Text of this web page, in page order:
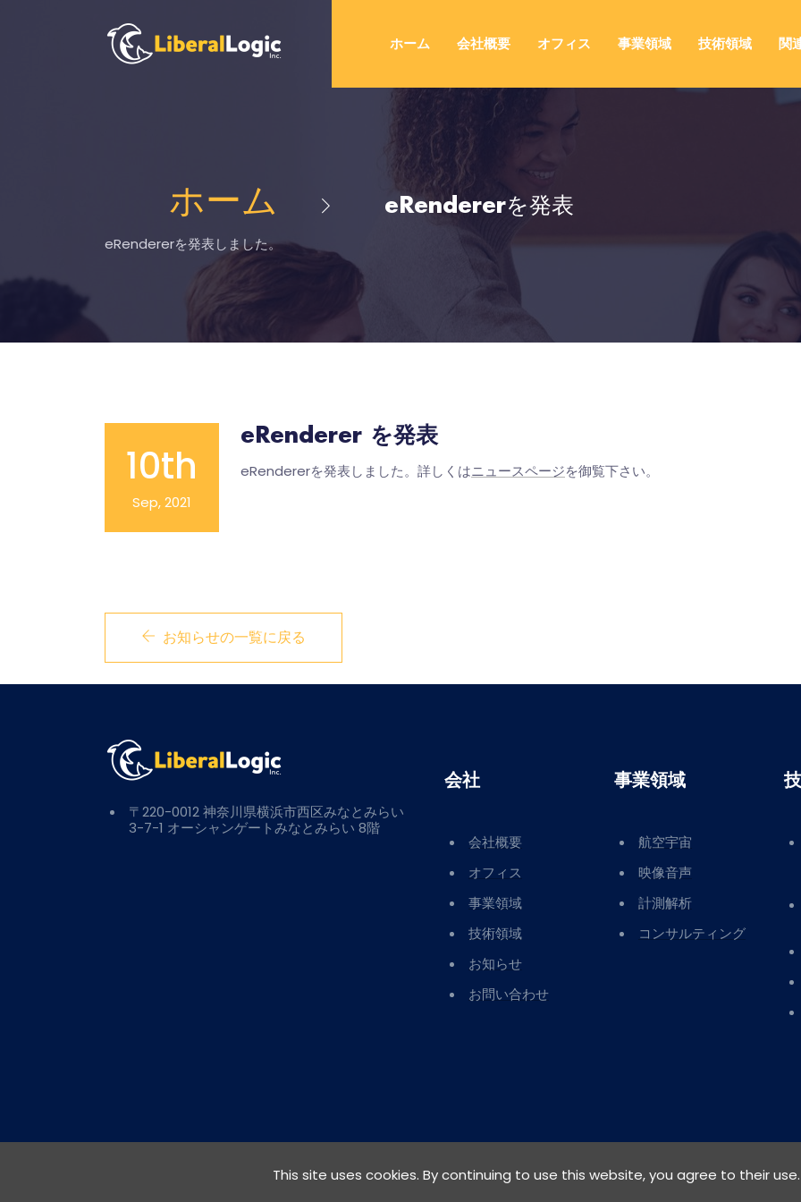
ホーム 会社概要 オフィス 事業領域 技術領域 関
ホーム eRendererを発表
eRendererを発表しました。
10th
Sep, 2021
eRenderer を発表
eRendererを発表しました。詳しくはニュースページを御覧下さい。
お知らせの一覧に戻る
〒220-0012 神奈川県横浜市西区みなとみらい
3-7-1 オーシャンゲートみなとみらい 8階
会社
会社概要
オフィス
事業領域
技術領域
お知らせ
お問い合わせ
事業領域
航空宇宙
映像音声
計測解析
コンサルティング
This site uses cookies. By continuing to use this website, you agree to their use.